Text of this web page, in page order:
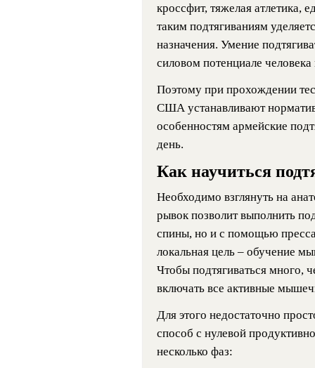
кроссфит, тяжелая атлетика,
таким подтягиваниям
назначения. Умение
силовом потенциале
Поэтому при прохождении
США устанавливают
особенностям армейские
день.
Как научиться
Необходимо взглянуть на
рывок позволит выполнить
спины, но и с помощью
локальная цель – обучение
Чтобы подтягиваться много,
включать все активные
Для этого недостаточно
способ с нулевой
несколько фаз: